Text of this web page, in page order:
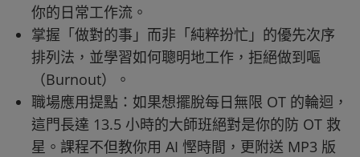
你的日常工作流。
掌握「做對的事」而非「純粹扮忙」的優先次序
排列法，並學習如何聰明地工作，拒絕做到嘔
（Burnout）。
職場應用提點：如果想擺脫每日無限 OT 的輪迴，
這門長達 13.5 小時的大師班絕對是你的防 OT 救
星。課程不但教你用 AI 慳時間，更附送 MP3 版